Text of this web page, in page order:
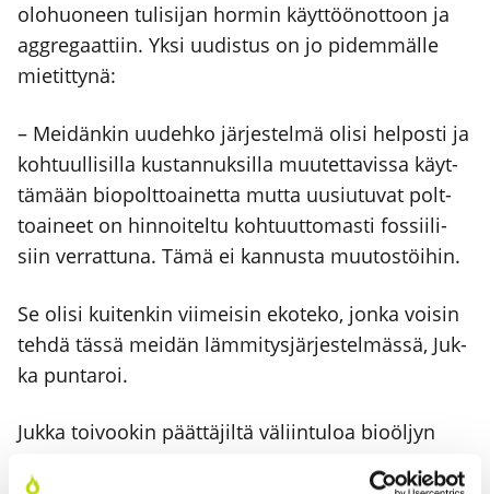
olo­huo­neen tuli­si­jan hor­min käyt­töön­ot­toon ja
aggre­gaat­tiin. Yksi uudis­tus on jo pidem­mäl­le
mie­tit­ty­nä:
– Mei­dän­kin uudeh­ko jär­jes­tel­mä oli­si hel­pos­ti ja
koh­tuul­li­sil­la kus­tan­nuk­sil­la muu­tet­ta­vis­sa käyt­
tä­mään bio­polt­toai­net­ta mut­ta uusiu­tu­vat polt­
toai­neet on hin­noi­tel­tu koh­tuut­to­mas­ti fos­sii­li­
siin ver­rat­tu­na. Tämä ei kan­nus­ta muu­tos­töi­hin.
Se oli­si kui­ten­kin vii­mei­sin eko­te­ko, jon­ka voi­sin
teh­dä täs­sä mei­dän läm­mi­tys­jär­jes­tel­mäs­sä, Juk­
ka pun­ta­roi.
Juk­ka toi­voo­kin päät­tä­jil­tä väliin­tu­loa bio­öl­jyn